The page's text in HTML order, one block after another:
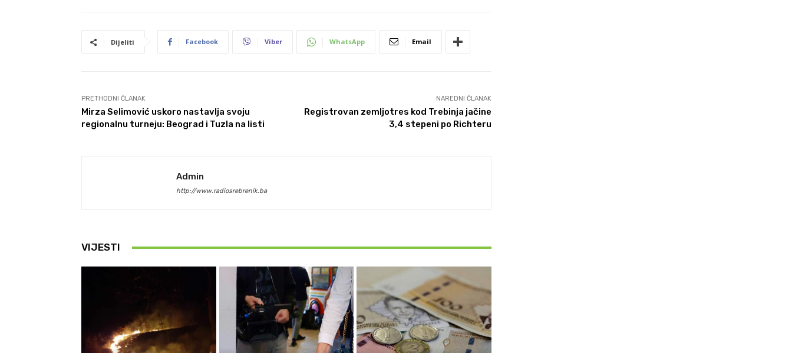
Dijeliti Facebook Viber WhatsApp Email
PRETHODNI ČLANAK
Mirza Selimović uskoro nastavlja svoju
regionalnu turneju: Beograd i Tuzla na listi
NAREDNI ČLANAK
Registrovan zemljotres kod Trebinja jačine
3,4 stepeni po Richteru
Admin
http://www.radiosrebrenik.ba
VIJESTI